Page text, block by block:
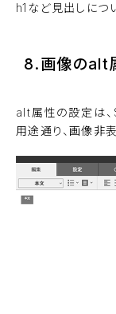
h1など見出しにつ
8.画像のalt
alt属性の設定は
用途通り、画像非